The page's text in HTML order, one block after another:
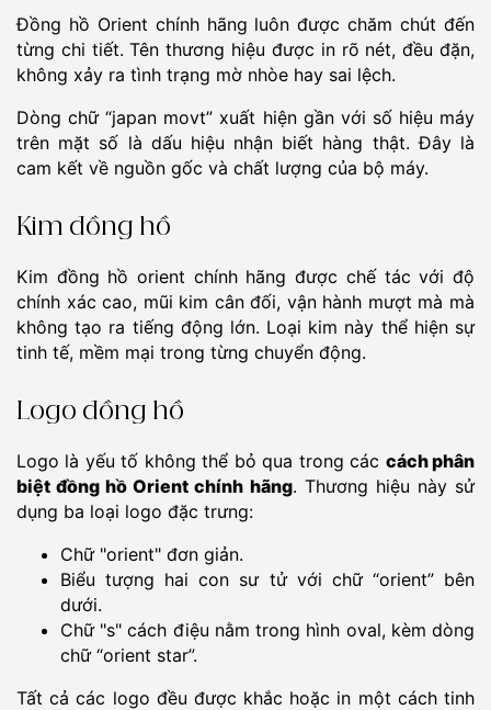
Đồng hồ Orient chính hãng luôn được chăm chút đến
từng chi tiết. Tên thương hiệu được in rõ nét, đều đặn,
không xảy ra tình trạng mờ nhòe hay sai lệch.
Dòng chữ “japan movt” xuất hiện gần với số hiệu máy
trên mặt số là dấu hiệu nhận biết hàng thật. Đây là
cam kết về nguồn gốc và chất lượng của bộ máy.
Kim đồng hồ
Kim đồng hồ orient chính hãng được chế tác với độ
chính xác cao, mũi kim cân đối, vận hành mượt mà mà
không tạo ra tiếng động lớn. Loại kim này thể hiện sự
tinh tế, mềm mại trong từng chuyển động.
Logo đồng hồ
Logo là yếu tố không thể bỏ qua trong các cách phân
biệt đồng hồ Orient chính hãng. Thương hiệu này sử
dụng ba loại logo đặc trưng:
Chữ "orient" đơn giản.
Biểu tượng hai con sư tử với chữ “orient” bên
dưới.
Chữ "s" cách điệu nằm trong hình oval, kèm dòng
chữ “orient star”.
Tất cả các logo đều được khắc hoặc in một cách tinh